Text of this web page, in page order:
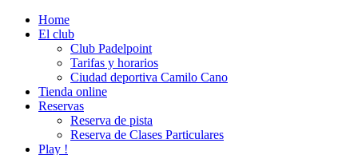
Home
El club
Club Padelpoint
Tarifas y horarios
Ciudad deportiva Camilo Cano
Tienda online
Reservas
Reserva de pista
Reserva de Clases Particulares
Play !